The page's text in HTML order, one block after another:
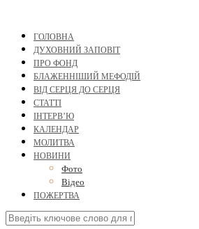
ГОЛОВНА
ДУХОВНИЙ ЗАПОВІТ
ПРО ФОНД
БЛАЖЕННІШИЙ МЕФОДІЙ
ВІД СЕРЦЯ ДО СЕРЦЯ
СТАТТІ
ІНТЕРВ’Ю
КАЛЕНДАР
МОЛИТВА
НОВИНИ
Фото
Відео
ПОЖЕРТВА